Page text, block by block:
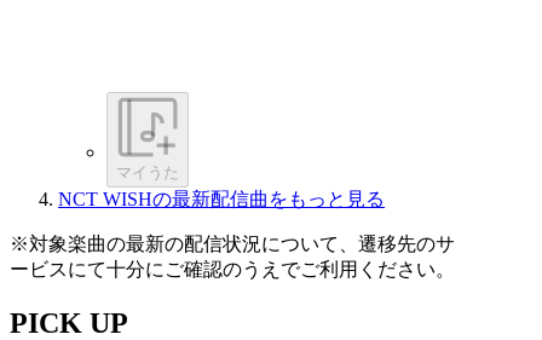
マイうた
NCT WISHの最新配信曲をもっと見る
※対象楽曲の最新の配信状況について、遷移先のサ
ービスにて十分にご確認のうえでご利用ください。
PICK UP